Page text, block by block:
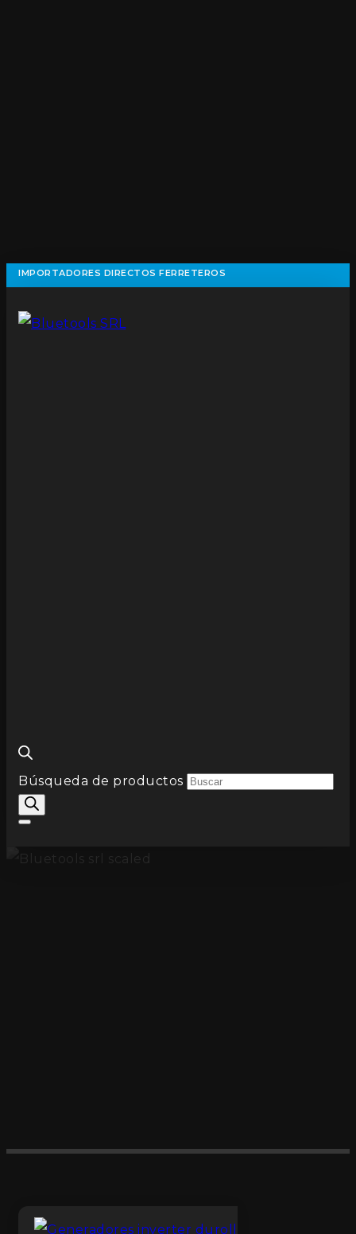
IMPORTADORES DIRECTOS FERRETEROS
Búsqueda de productos